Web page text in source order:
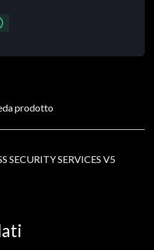
prodotto
SECURITY SERVICES V5